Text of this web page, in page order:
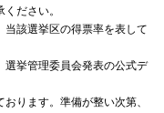
ださい。
該選挙区の得票率を表して
挙管理委員会発表の公式デ
ります。準備が整い次第、